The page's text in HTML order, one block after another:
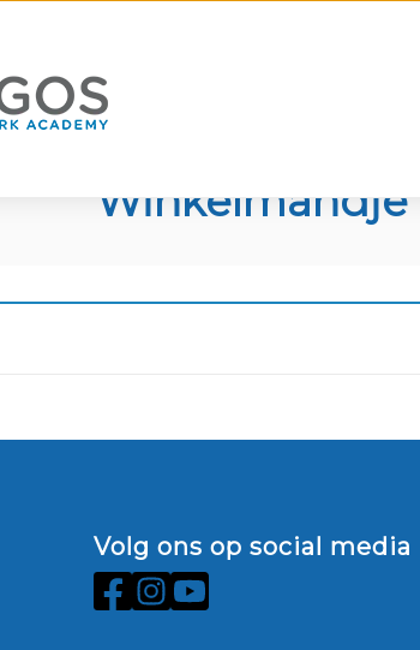
Winkelmandje
Volg ons op social media